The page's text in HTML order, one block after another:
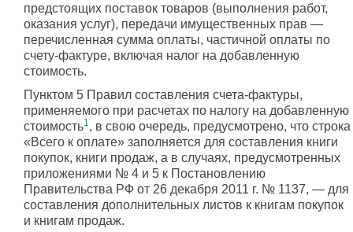
предстоящих поставок товаров (выполнения работ,
оказания услуг), передачи имущественных прав —
перечисленная сумма оплаты, частичной оплаты по
счету-фактуре, включая налог на добавленную
стоимость.
Пунктом 5 Правил составления счета-фактуры,
применяемого при расчетах по налогу на добавленную
стоимость1, в свою очередь, предусмотрено, что строка
«Всего к оплате» заполняется для составления книги
покупок, книги продаж, а в случаях, предусмотренных
приложениями № 4 и 5 к Постановлению
Правительства РФ от 26 декабря 2011 г. № 1137, — для
составления дополнительных листов к книгам покупок
и книгам продаж.